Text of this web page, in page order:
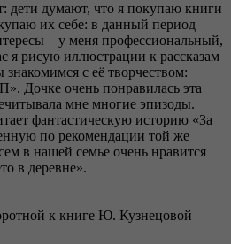
дети думают, что я покупаю книги
их себе: в данный период
– у меня профессиональный,
я рисую иллюстрации к рассказам
с её творчеством:
Дочке очень понравилась эта
мне многие эпизоды.
фантастическую историю «За
по рекомендации той же
в нашей семье очень нравится
в деревне».
к книге Ю. Кузнецовой